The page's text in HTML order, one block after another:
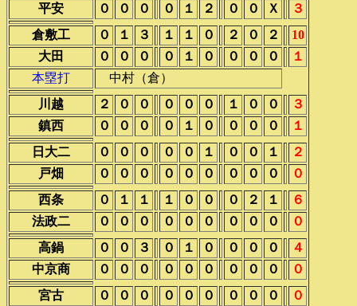
平安
０ ０ ０ ０ １ ２ ０ ０ Ｘ
３
倉敷工
０ １ ３ １ １ ０ ２ ０ ２
10
大田
０ ０ ０ ０ １ ０ ０ ０ ０
１
本塁打
中村（倉）
川越
２ ０ ０ ０ ０ ０ １ ０ ０
３
鎮西
０ ０ ０ ０ １ ０ ０ ０ ０
１
日大二
０ ０ ０ ０ ０ １ ０ ０ １
２
戸畑
０ ０ ０ ０ ０ ０ ０ ０ ０
０
西条
０ １ １ １ ０ ０ ０ ２ １
６
法政二
０ ０ ０ ０ ０ ０ ０ ０ ０
０
高鍋
０ ０ ３ ０ １ ０ ０ ０ ０
４
中京商
０ ０ ０ ０ ０ ０ ０ ０ ０
０
宮古
０ ０ ０ ０ ０ ０ ０ ０ ０
０